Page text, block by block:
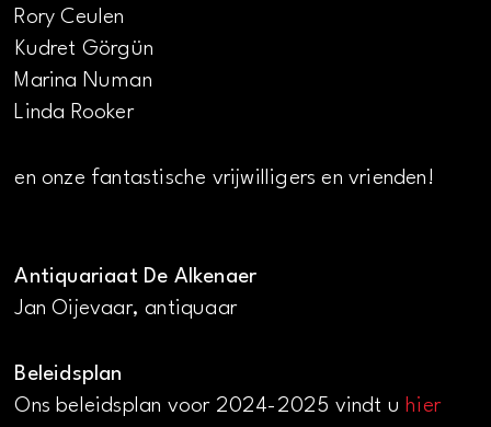
Rory Ceulen
Kudret Görgün
Marina Numan
Linda Rooker
en onze fantastische vrijwilligers en vrienden!
Antiquariaat De Alkenaer
Jan Oijevaar, antiquaar
Beleidsplan
Ons beleidsplan voor 2024-2025 vindt uhier